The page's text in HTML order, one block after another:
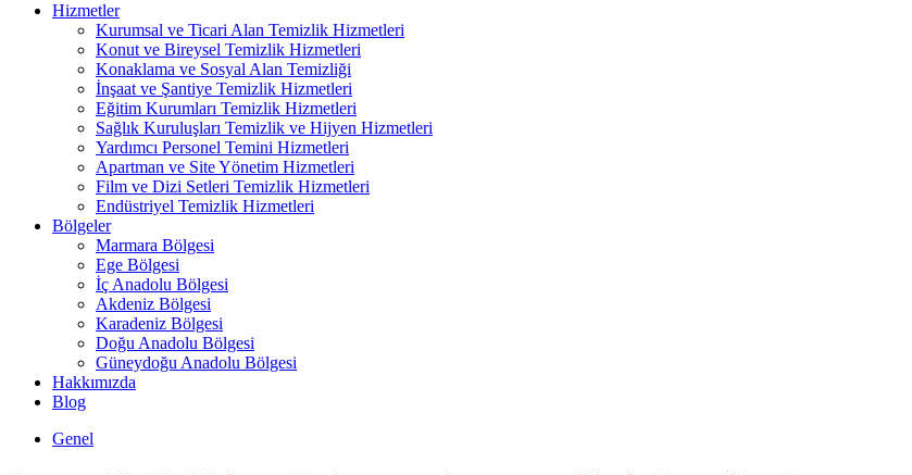
Hizmetler
Kurumsal ve Ticari Alan Temizlik Hizmetleri
Konut ve Bireysel Temizlik Hizmetleri
Konaklama ve Sosyal Alan Temizliği
İnşaat ve Şantiye Temizlik Hizmetleri
Eğitim Kurumları Temizlik Hizmetleri
Sağlık Kuruluşları Temizlik ve Hijyen Hizmetleri
Yardımcı Personel Temini Hizmetleri
Apartman ve Site Yönetim Hizmetleri
Film ve Dizi Setleri Temizlik Hizmetleri
Endüstriyel Temizlik Hizmetleri
Bölgeler
Marmara Bölgesi
Ege Bölgesi
İç Anadolu Bölgesi
Akdeniz Bölgesi
Karadeniz Bölgesi
Doğu Anadolu Bölgesi
Güneydoğu Anadolu Bölgesi
Hakkımızda
Blog
Genel